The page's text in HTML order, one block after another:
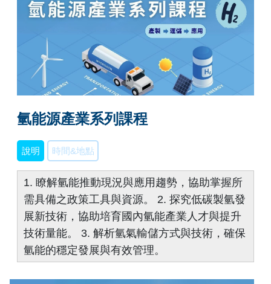
氫能源產業系列課程
說明 時間&地點
1. 瞭解氫能推動現況與應用趨勢，協助掌握所
需具備之政策工具與資源。 2. 探究低碳製氫發
展新技術，協助培育國內氫能產業人才與提升
技術量能。 3. 解析氫氣輸儲方式與技術，確保
氫能的穩定發展與有效管理。